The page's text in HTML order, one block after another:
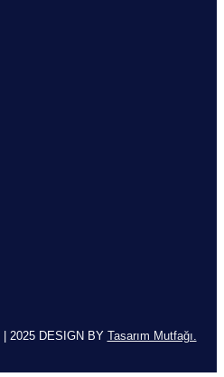
| 2025 DESIGN BY Tasarım Mutfağı.